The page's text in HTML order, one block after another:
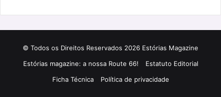
© Todos os Direitos Reservados 2026 Estórias Magazine
Estórias magazine: a nossa Route 66!
Estatuto Editorial
Ficha Técnica
Política de privacidade